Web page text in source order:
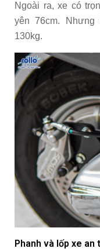
Ngoài ra, xe có
yên 76cm.
130kg.
Phanh và lốp xe an